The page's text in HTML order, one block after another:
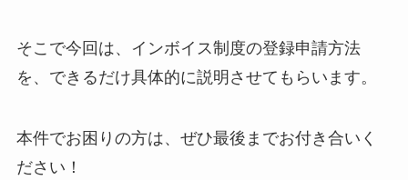
そこで今回は、インボイス制度の登録申請方法
を、できるだけ具体的に説明させてもらいます。
本件でお困りの方は、ぜひ最後までお付き合いく
ださい！